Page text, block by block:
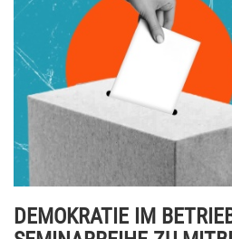
DEMOKRATIE IM